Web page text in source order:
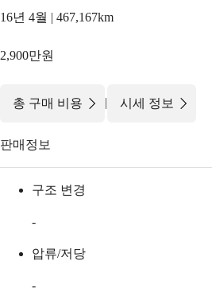
16년 4월 | 467,167km
2,900만원
총 구매 비용 | 시세 정보
판매정보
구조 변경
-
압류/저당
-